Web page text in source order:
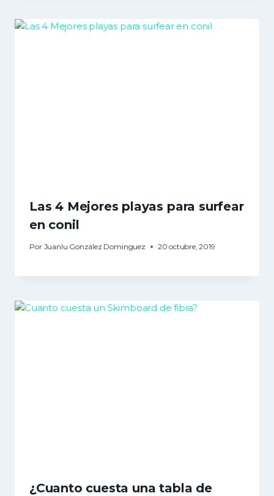
Las 4 Mejores playas para surfear
en conil
Por Juanlu González Dominguez 20 octubre, 2019
¿Cuanto cuesta una tabla de